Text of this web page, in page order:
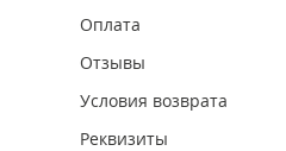
Оплата
Отзывы
Условия возврата
Реквизиты